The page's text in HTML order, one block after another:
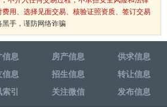
用、选择见面交易、核验证照资质、签订交易
黑手，谨防网络诈骗
信息 房产信息
供求信息
信息 招生信息
转让信息
引 关注微信 发布信息